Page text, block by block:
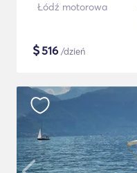
Łódź motorowa
$516 /dzień